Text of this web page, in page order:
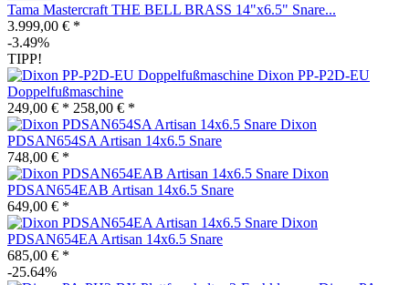
Tama Mastercraft THE BELL BRASS 14"x6.5" Snare...
3.999,00 € *
-3.49%
TIPP!
Dixon PP-P2D-EU
Doppelfußmaschine
249,00 € * 258,00 € *
Dixon
PDSAN654SA Artisan 14x6.5 Snare
748,00 € *
Dixon
PDSAN654EAB Artisan 14x6.5 Snare
649,00 € *
Dixon
PDSAN654EA Artisan 14x6.5 Snare
685,00 € *
-25.64%